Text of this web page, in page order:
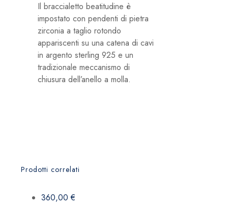
Il braccialetto beatitudine è
impostato con pendenti di pietra
zirconia a taglio rotondo
appariscenti su una catena di cavi
in ​​argento sterling 925 e un
tradizionale meccanismo di
chiusura dell’anello a molla.
Prodotti correlati
360,00€